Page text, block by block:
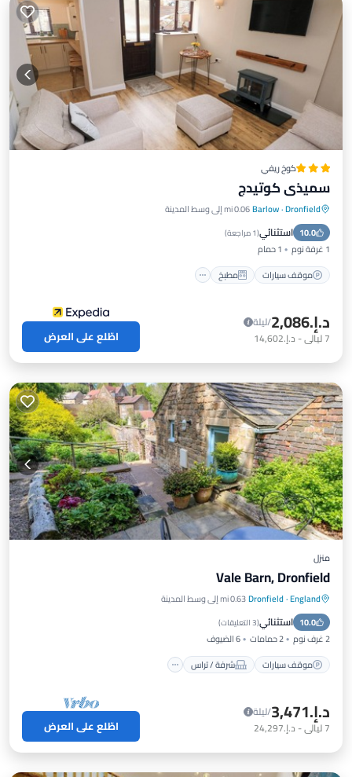
كوخ ريفي
سميذي كوتيدج
Dronfield
·
Barlow0.06 mi إلى وسط المدينة
10.0 استثنائي(1 مراجعة )
1 غرفة نوم
1 حمام
موقف سيارات
مطبخ
موقف سيارات مطبخ
مناسب للحيوانات الأليفة
د.إ.‏2,086
/ليلة
7ليالي- د.إ.‏14,602 اطّلع على العرض
منزل
Vale Barn, Dronfield
England
·
Dronfield0.63 mi إلى وسط المدينة
10.0 استثنائي(3 التعليقات )
2 غرف نوم 2 حمامات
6 الضيوف
موقف سيارات
شرفة / تراس
موقف سيارات شرفة / تراس
إنترنت
د.إ.‏3,471
/ليلة
7ليالي- د.إ.‏24,297 اطّلع على العرض